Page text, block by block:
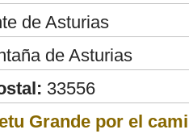
de Asturias
de Asturias
33556
Grande por el